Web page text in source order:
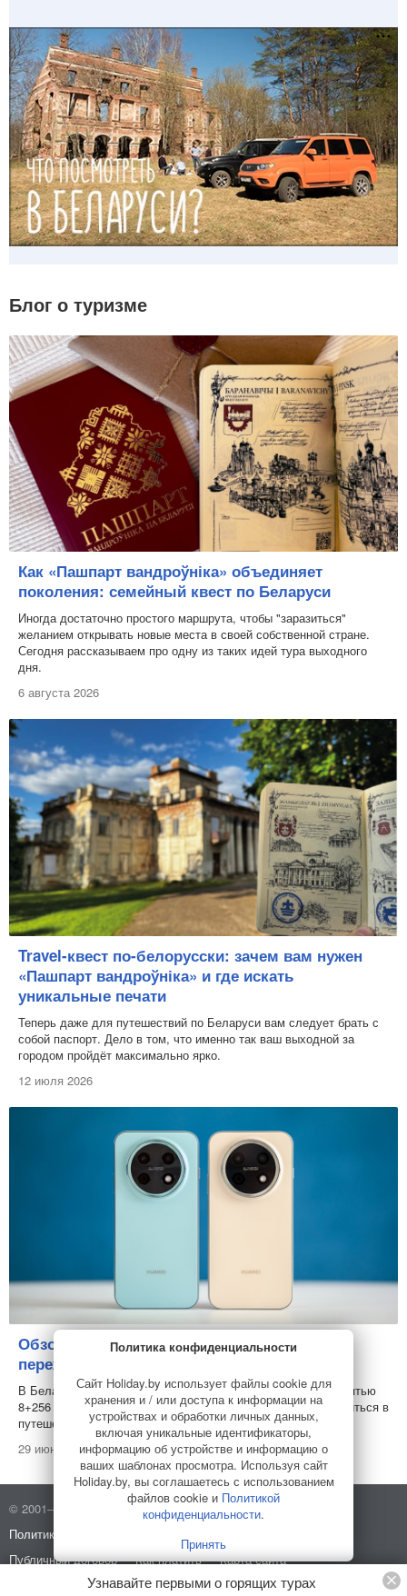
Блог о туризме
Как «Пашпарт вандроўніка» объединяет
поколения: семейный квест по Беларуси
Иногда достаточно простого маршрута, чтобы "заразиться"
желанием открывать новые места в своей собственной стране.
Сегодня рассказываем про одну из таких идей тура выходного
дня.
6 августа 2026
Travel-квест по-белорусски: зачем вам нужен
«Пашпарт вандроўніка» и где искать
уникальные печати
Теперь даже для путешествий по Беларуси вам следует брать с
собой паспорт. Дело в том, что именно так ваш выходной за
городом пройдёт максимально ярко.
12 июля 2026
Обзор смартфона Huawei nova 15 Max:
переживет пляж, дождь и долгую дорогу
В Беларуси стартовали продажи Huawei nova 15 Max с памятью
8+256 ГБ. С такой техникой вам сразу же захочется отправиться в
путешествие. И вот почему...
29 июня 2026
© 2001–2026 Holiday.by
Правила использования сайта
Политика конфиденциальности
Публичный договор
Как платить
Карта сайта
Разработано вHELLO WORLD
Узнавайте первыми о горящих турах
Политика конфиденциальности
Сайт Holiday.by использует файлы cookie для
хранения и / или доступа к информации на
устройствах и обработки личных данных,
включая уникальные идентификаторы,
информацию об устройстве и информацию о
ваших шаблонах просмотра. Используя сайт
Holiday.by, вы соглашаетесь с использованием
файлов cookie и Политикой
конфиденциальности.
Принять